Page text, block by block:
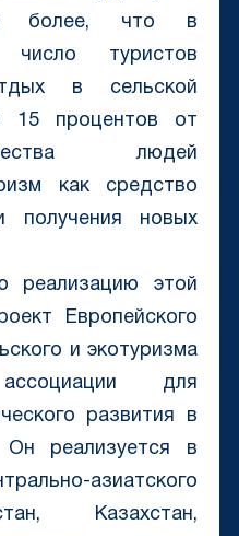
более, что в
туристов
в сельской
15 процентов от
людей
как средство
получения новых
реализацию этой
Европейского
и экотуризма
для
развития в
Он реализуется в
азиатского
Казахстан,